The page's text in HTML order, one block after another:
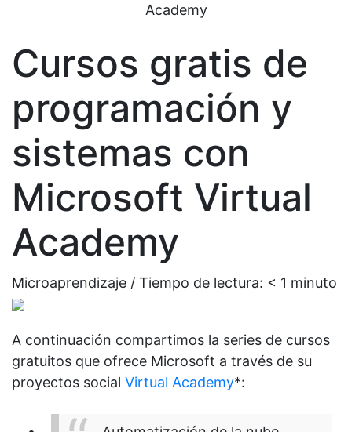
Academy
Cursos gratis de
programación y
sistemas con
Microsoft Virtual
Academy
Microaprendizaje / Tiempo de lectura: < 1 minuto
A continuación compartimos la series de cursos
gratuitos que ofrece Microsoft a través de su
proyectos social Virtual Academy*: